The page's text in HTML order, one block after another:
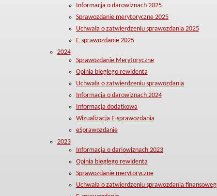
Informacja o darowiznach 2025
Sprawozdanie merytoryczne 2025
Uchwała o zatwierdzeniu sprawozdania 2025
E-sprawozdanie 2025
2024
Sprawozdanie Merytoryczne
Opinia biegłego rewidenta
Uchwała o zatwierdzeniu sprawozdania
Informacja o darowiznach 2024
Informacja dodatkowa
Wizualizacja E-sprawozdania
eSprawozdanie
2023
Informacja o dariowiznach 2023
Opinia biegłego rewidenta
Sprawozdanie merytoryczne
Uchwała o zatwierdzeniu sprawozdania